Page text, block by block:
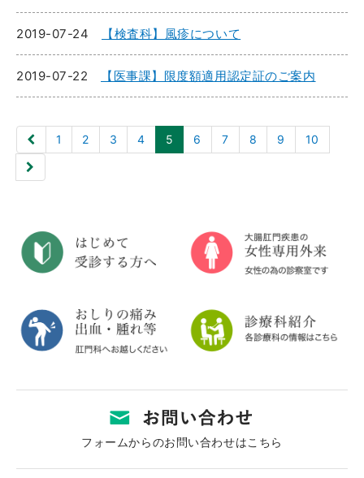
2019-07-24 【検査科】風疹について
2019-07-22 【医事課】限度額適用認定証のご案内
1 2 3 4 5 6 7 8 9 10
フォームからのお問い合わせはこちら